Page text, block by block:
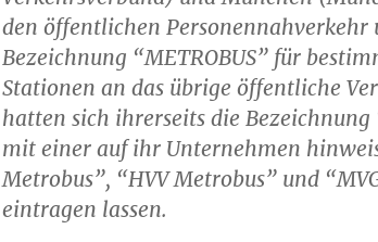
den öffentlichen Personennahverkehr
Bezeichnung “METROBUS” für
Stationen an das übrige öffentliche
hatten sich ihrerseits die
mit einer auf ihr Unternehmen
Metrobus”, “HVV Metrobus” und
eintragen lassen.